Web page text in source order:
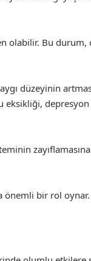
olabilir. Bu durum,
düzeyinin
eksikliği,
önemli bir rol oynar.